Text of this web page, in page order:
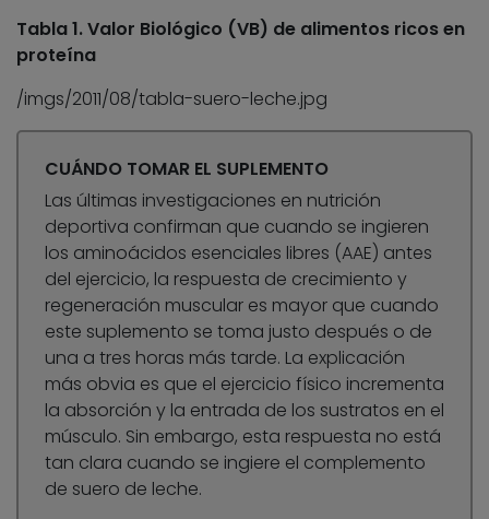
Tabla 1. Valor Biológico (VB) de alimentos ricos en
proteína
/imgs/2011/08/tabla-suero-leche.jpg
CUÁNDO TOMAR EL SUPLEMENTO
Las últimas investigaciones en nutrición
deportiva confirman que cuando se ingieren
los aminoácidos esenciales libres (AAE) antes
del ejercicio, la respuesta de crecimiento y
regeneración muscular es mayor que cuando
este suplemento se toma justo después o de
una a tres horas más tarde. La explicación
más obvia es que el ejercicio físico incrementa
la absorción y la entrada de los sustratos en el
músculo. Sin embargo, esta respuesta no está
tan clara cuando se ingiere el complemento
de suero de leche.